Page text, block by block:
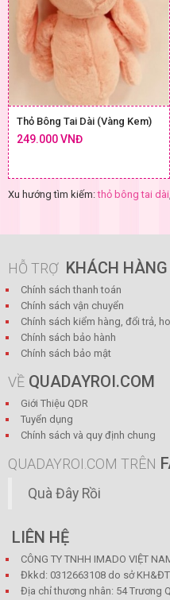
Thỏ Bông Tai Dài (Vàng Kem)
249.000 VNĐ
Xu hướng tìm kiếm:thỏ bông tai dài
HỖ TRỢ KHÁCH HÀNG
Chính sách thanh toán
Chính sách vận chuyển
Chính sách kiểm hàng, đổi trả,
Chính sách bảo hành
Chính sách bảo mật
VỀ QUADAYROI.COM
Giới Thiệu QDR
Tuyển dụng
Chính sách và quy định chung
QUADAYROI.COM TRÊN
Quà Đây Rồi
LIÊN HỆ
CÔNG TY TNHH IMADO VIỆT
Đkkd: 0312663108 do sở
Địa chỉ thương nhân: 54 Trương